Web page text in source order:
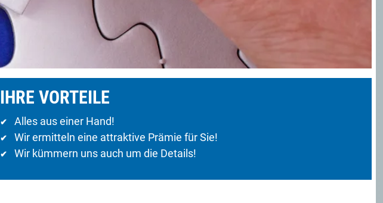
IHRE VORTEILE
✔ Alles aus einer Hand!
✔ Wir ermitteln eine attraktive Prämie für Sie!
✔ Wir kümmern uns auch um die Details!